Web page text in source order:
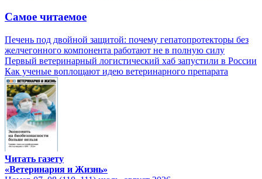
Самое читаемое
Печень под двойной защитой: почему гепатопротекторы без
желчегонного компонента работают не в полную силу
Первый ветеринарный логистический хаб запустили в России
Как ученые воплощают идею ветеринарного препарата
Читать газету
«Ветеринария и Жизнь»